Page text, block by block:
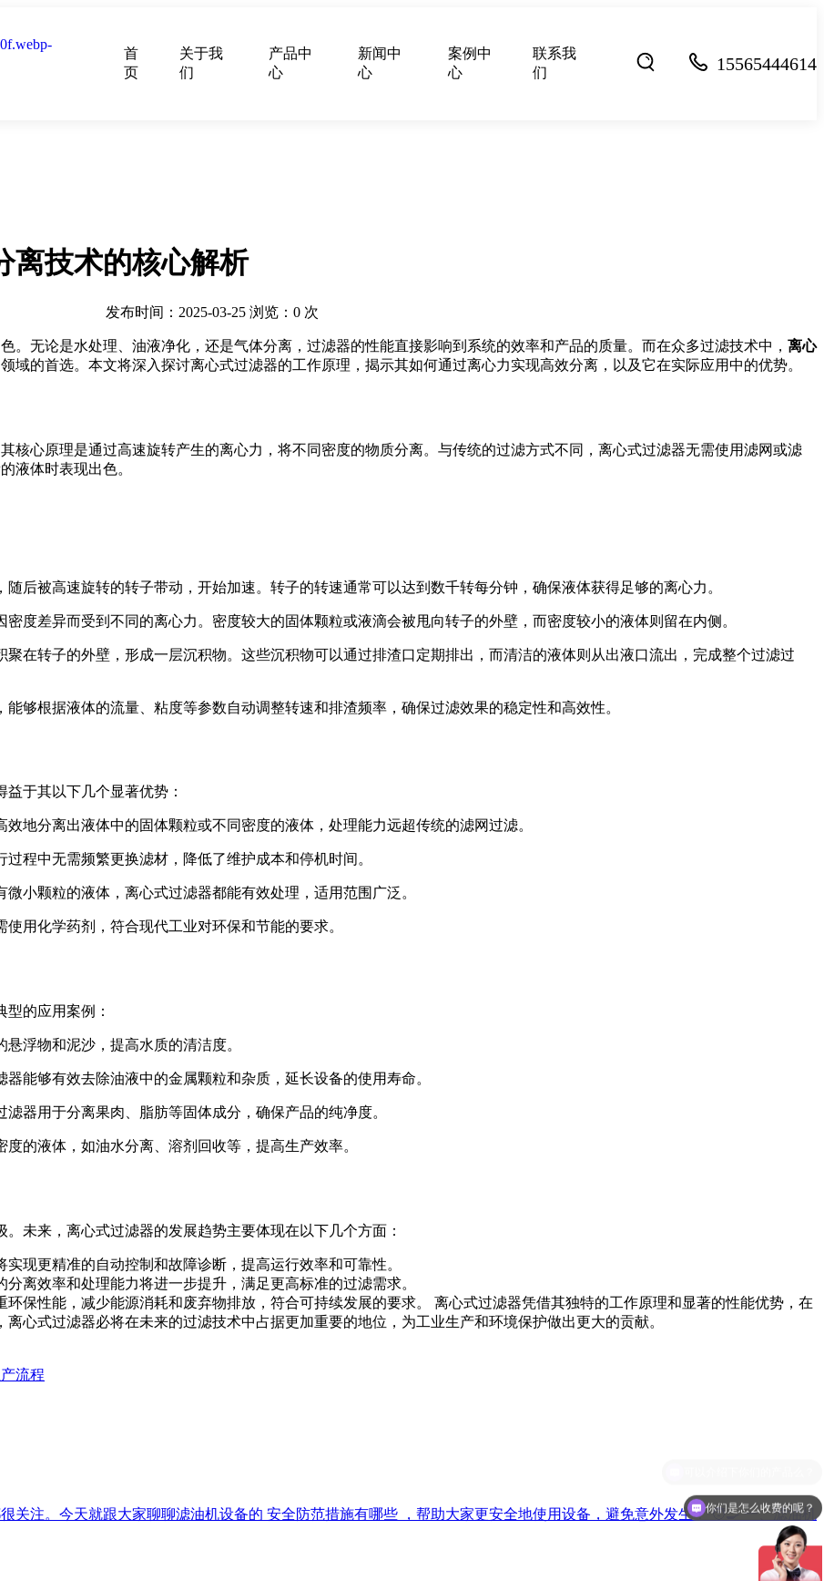
首
页
关于我
们
产品中
心
新闻中
心
案例中
心
联系我
们
15565444614
离技术的核心解析
发布时间：2025-03-25 浏览： 0 次
。无论是水处理、油液净化，还是气体分离，过滤器的性能直接影响到系统的效率和产品的质量。而在众多过滤技术中， 离心
域的首选。本文将深入探讨离心式过滤器的工作原理，揭示其如何通过离心力实现高效分离，以及它在实际应用中的优势。
核心原理是通过高速旋转产生的离心力，将不同密度的物质分离。与传统的过滤方式不同，离心式过滤器无需使用滤网或滤
液体时表现出色。
随后被高速旋转的转子带动，开始加速。转子的转速通常可以达到数千转每分钟，确保液体获得足够的离心力。
密度差异而受到不同的离心力。密度较大的固体颗粒或液滴会被甩向转子的外壁，而密度较小的液体则留在内侧。
聚在转子的外壁，形成一层沉积物。这些沉积物可以通过排渣口定期排出，而清洁的液体则从出液口流出，完成整个过滤过
能够根据液体的流量、粘度等参数自动调整转速和排渣频率，确保过滤效果的稳定性和高效性。
于其以下几个显著优势：
地分离出液体中的固体颗粒或不同密度的液体，处理能力远超传统的滤网过滤。
程中无需频繁更换滤材，降低了维护成本和停机时间。
小颗粒的液体，离心式过滤器都能有效处理，适用范围广泛。
用化学药剂，符合现代工业对环保和节能的要求。
的应用案例：
浮物和泥沙，提高水质的清洁度。
能够有效去除油液中的金属颗粒和杂质，延长设备的使用寿命。
器用于分离果肉、脂肪等固体成分，确保产品的纯净度。
的液体，如油水分离、溶剂回收等，提高生产效率。
未来，离心式过滤器的发展趋势主要体现在以下几个方面：
现更精准的自动控制和故障诊断，提高运行效率和可靠性。
离效率和处理能力将进一步提升，满足更高标准的过滤需求。
保性能，减少能源消耗和废弃物排放，符合可持续发展的要求。 离心式过滤器凭借其独特的工作原理和显著的性能优势，在
心式过滤器必将在未来的过滤技术中占据更加重要的地位，为工业生产和环境保护做出更大的贡献。
流程
关注。今天就跟大家聊聊滤油机设备的 安全防范措施有哪些 ，帮助大家更安全地使用设备，避免意外发生！ 🧑‍🍳 一、滤油机
你们是怎么收费的呢？